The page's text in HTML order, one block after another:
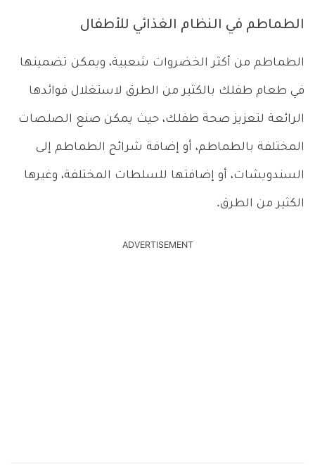
الطماطم في النظام الغذائي للأطفال
الطماطم من أكثر الخضروات شعبية، ويمكن تضمينها
في طعام طفلك بالكثير من الطرق لاستغلال فوائدها
الرائعة لتعزيز صحة طفلك، حيث يمكن صنع الصلصات
المختلفة بالطماطم، أو إضافة شرائح الطماطم إلى
السندويشات، أو إضافتها للسلطات المختلفة، وغيرها
الكثير من الطرق.
ADVERTISEMENT